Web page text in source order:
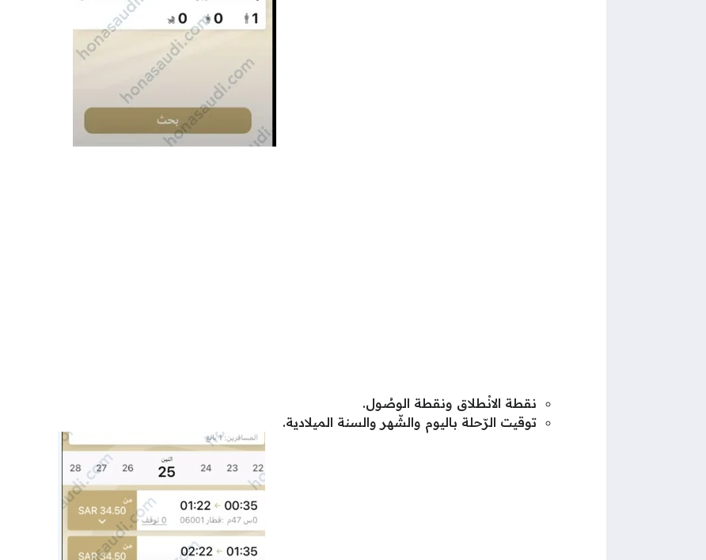
نقطة الانْطلاق ونقطة الوصُول.
توقيت الرّحلة باليوم والشّهر والسنة الميلادية.